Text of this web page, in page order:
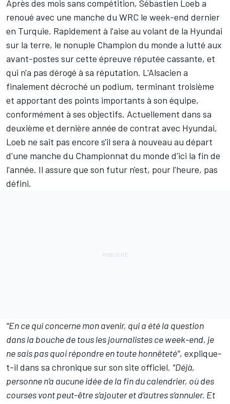
Après des mois sans compétition, Sébastien Loeb a
renoué avec une manche du WRC le week-end dernier
en Turquie. Rapidement à l'aise au volant de la Hyundai
sur la terre, le nonuple Champion du monde a lutté aux
avant-postes sur cette épreuve réputée cassante, et
qui n'a pas dérogé à sa réputation. L'Alsacien a
finalement décroché un podium, terminant troisième
et apportant des points importants à son équipe,
conformément à ses objectifs. Actuellement dans sa
deuxième et dernière année de contrat avec Hyundai,
Loeb ne sait pas encore s'il sera à nouveau au départ
d'une manche du Championnat du monde d'ici la fin de
l'année. Il assure que son futur n'est, pour l'heure, pas
défini.
"En ce qui concerne mon avenir, qui a été la question
dans la bouche de tous les journalistes ce week-end, je
ne sais pas quoi répondre en toute honnêteté", explique-
t-il dans sa chronique sur son site officiel. "Déjà,
personne n’a aucune idée de la fin du calendrier, où des
courses vont peut-être s’ajouter et d’autres s’annuler. Et